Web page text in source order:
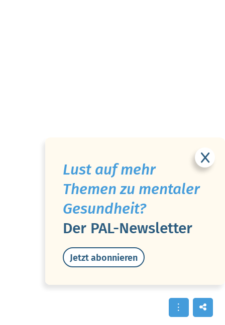
Lust auf mehr
Themen zu mentaler
Gesundheit?
Der PAL-Newsletter
Jetzt abonnieren